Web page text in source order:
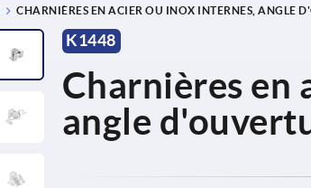
CHARNIÈRES EN ACIER OU INOX INTERNES, ANGLE
K1448
Charnières en
angle